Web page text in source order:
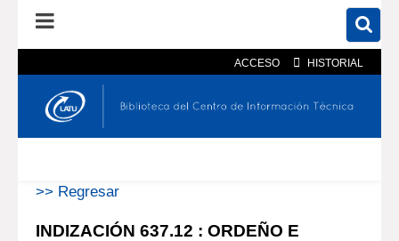
ACCESO HISTORIAL
En el catálogo En el sitio
>> Regresar
INDIZACIÓN 637.12 : ORDEÑO E